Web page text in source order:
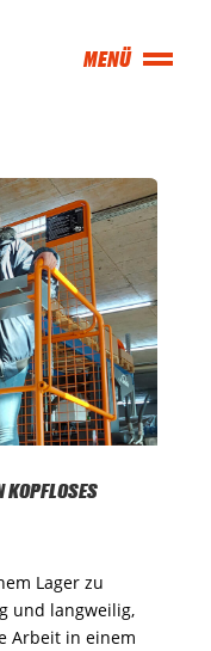
KOPFLOSES
Lager zu
und langweilig,
Arbeit in einem